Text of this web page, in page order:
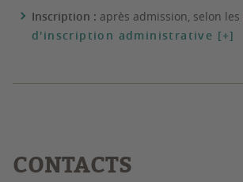
Inscription : après admission, selon les
d'inscription administrative [+]
CONTACTS